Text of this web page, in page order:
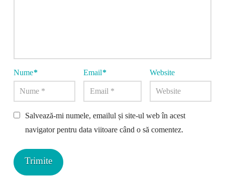
Nume* Email* Website
Salvează-mi numele, emailul și site-ul web în acest
navigator pentru data viitoare când o să comentez.